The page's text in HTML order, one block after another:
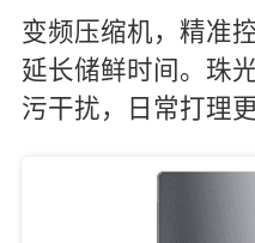
变频压缩机，精准
延长储鲜时间。珠
污干扰，日常打理